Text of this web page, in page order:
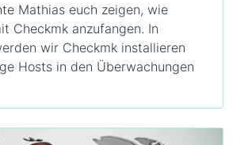
Mathias euch zeigen, wie
Checkmk anzufangen. In
wir Checkmk installieren
Hosts in den Überwachungen